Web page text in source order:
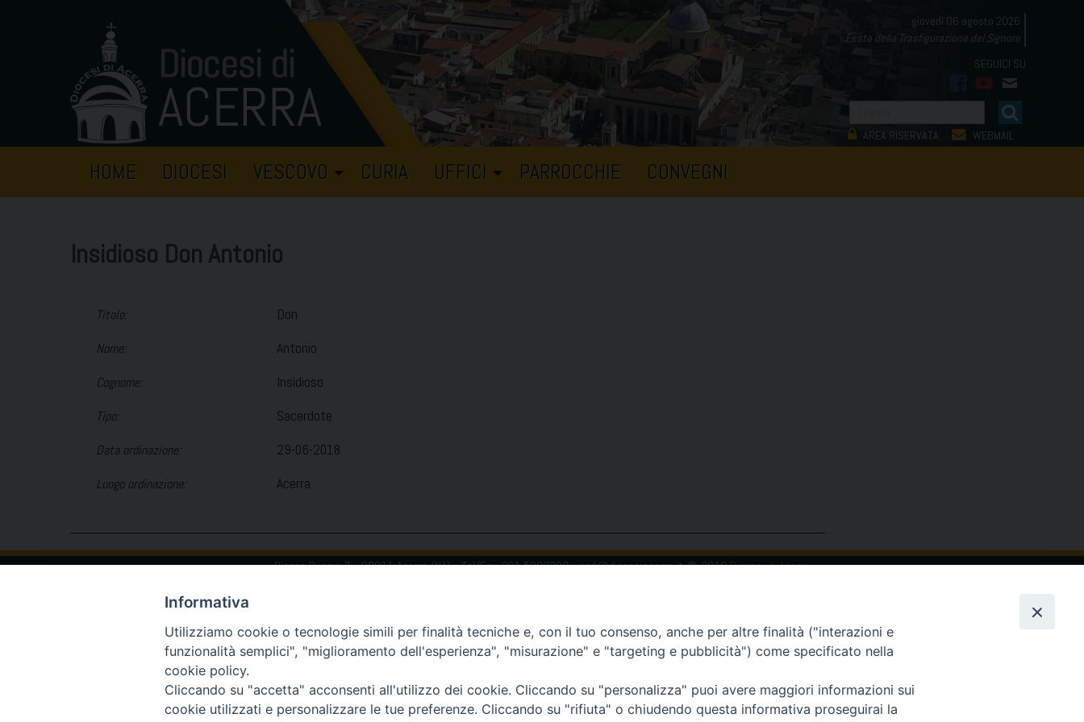
giovedì 06 agosto 2026
Festa della Trasfigurazione del Signore
facebook
youtube
mail
AREA RISERVATA WEBMAIL
HOME DIOCESI VESCOVO CURIA UFFICI PARROCCHIE CONVEGNI
Insidioso Don Antonio
Titolo: Don
Nome: Antonio
Cognome: Insidioso
Tipo: Sacerdote
Data ordinazione: 29-06-2018
Luogo ordinazione: Acerra
Piazza Duomo 7 - 80011 Acerra (NA) - Tel/Fax 081 5209329 - ced@diocesiacerra.it © 2019Diocesi di Acerra
Informativa
Utilizziamo cookie o tecnologie simili per finalità tecniche e, con il tuo consenso, anche per altre finalità ("interazioni e
funzionalità semplici", "miglioramento dell'esperienza", "misurazione" e "targeting e pubblicità") come specificato nella
cookie policy.
Cliccando su "accetta" acconsenti all'utilizzo dei cookie. Cliccando su "personalizza" puoi avere maggiori informazioni sui
cookie utilizzati e personalizzare le tue preferenze. Cliccando su "rifiuta" o chiudendo questa informativa proseguirai la